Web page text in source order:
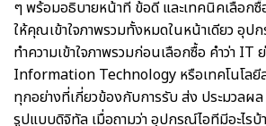
ๆ พร้อมอธิบายหน้าที่ ข้อดี และเทคนิคเลือกซื้
ให้คุณเข้าใจภาพรวมทั้งหมดในหน้าเดียว อุป
ทำความเข้าใจภาพรวมก่อนเลือกซื้อ คำว่า IT
Information Technology หรือเทคโนโล
ทุกอย่างที่เกี่ยวข้องกับการรับ ส่ง ประมวลผ
รูปแบบดิจิทัล เมื่อถามว่า อุปกรณ์ไอทีมีอะไรบ้